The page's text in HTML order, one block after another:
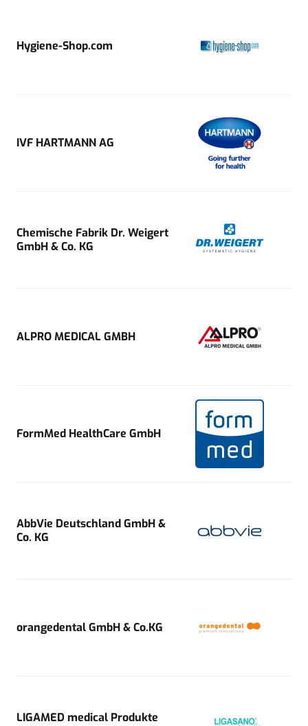
Hygiene-Shop.com
IVF HARTMANN AG
Chemische Fabrik Dr. Weigert
GmbH & Co. KG
ALPRO MEDICAL GMBH
FormMed HealthCare GmbH
AbbVie Deutschland GmbH &
Co. KG
orangedental GmbH & Co.KG
LIGAMED medical Produkte